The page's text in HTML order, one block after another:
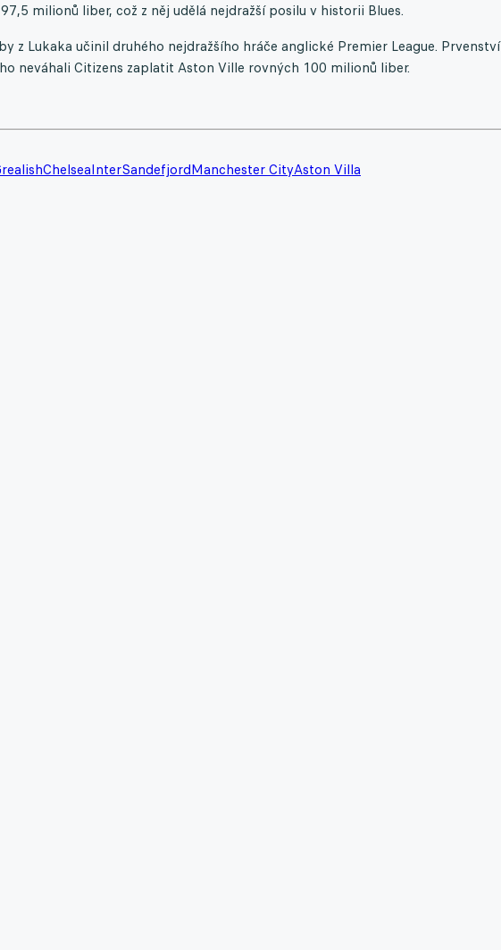
milionů liber, což z něj udělá nejdražší posilu v historii Blues.
Lukaka učinil druhého nejdražšího hráče anglické Premier League. Prvenství
neváhali Citizens zaplatit Aston Ville rovných 100 milionů liber.
ChelseaInterSandefjordManchester CityAston Villa